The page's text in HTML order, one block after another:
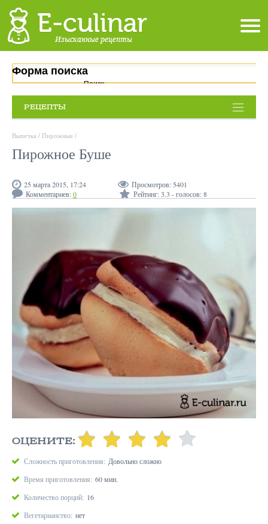
Форма поиска
Поиск
РЕЦЕПТЫ
Выпечка / Пирожные /
Пирожное Буше
25 марта 2015, 17:24 Просмотров: 5401
Комментариев:0 Рейтинг:3.3 - голосов:8
ОЦЕНИТЕ:
Сложность приготовления: Довольно сложно
Время приготовления: 60 мин.
Количество порций: 16
Вегетарианство: нет